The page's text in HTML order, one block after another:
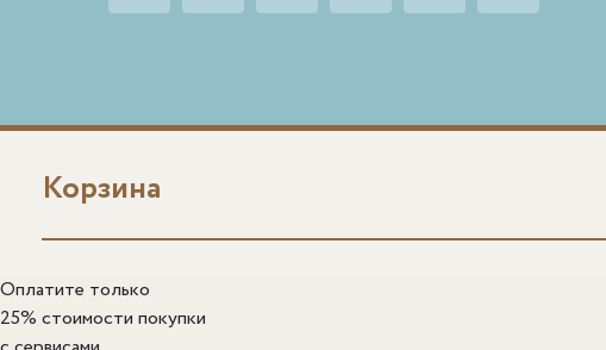
Корзина
Оплатите только
25% стоимости покупки